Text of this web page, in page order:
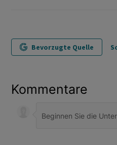
Bevorzugte Quelle
Kommentare